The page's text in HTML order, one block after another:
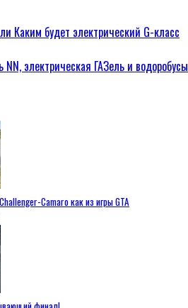
Каким будет электрический G-класс
электрическая ГАЗель и водоробусы
Camaro как из игры GTA